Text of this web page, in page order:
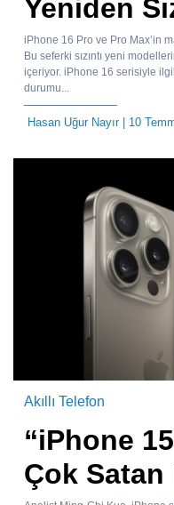
Yeniden
iPhone 16 Pro ve Pro Max’in
Bu seferki sızıntı yeni
içeriyor. iPhone 16 serisiyle
durumu...
Hasan Uğur Nayır| 10
Akıllı Telefon
“iPhone
Çok Satan